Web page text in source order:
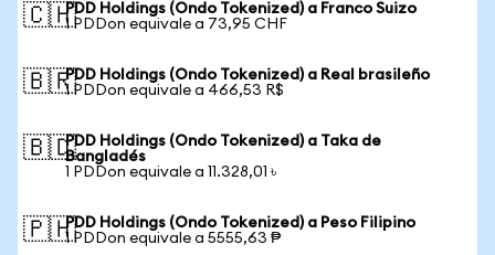
🇨🇭PDD Holdings (Ondo Tokenized) a Franco Suizo
1 PDDon equivale a 73,95 CHF
🇧🇷PDD Holdings (Ondo Tokenized) a Real brasileño
1 PDDon equivale a 466,53 R$
🇧🇩PDD Holdings (Ondo Tokenized) a Taka de
Bangladés
1 PDDon equivale a 11.328,01 ৳
🇵🇭PDD Holdings (Ondo Tokenized) a Peso Filipino
1 PDDon equivale a 5555,63 ₱